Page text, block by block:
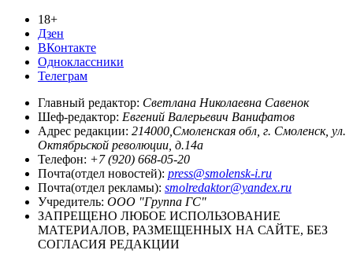
18+
Дзен
ВКонтакте
Одноклассники
Телеграм
Главный редактор: Светлана Николаевна Савенок
Шеф-редактор: Евгений Валерьевич Ванифатов
Адрес редакции: 214000,Смоленская обл, г. Смоленск, ул.
Октябрьской революции, д.14а
Телефон: +7 (920) 668-05-20
Почта(отдел новостей): press@smolensk-i.ru
Почта(отдел рекламы): smolredaktor@yandex.ru
Учредитель: ООО "Группа ГС"
ЗАПРЕЩЕНО ЛЮБОЕ ИСПОЛЬЗОВАНИЕ
МАТЕРИАЛОВ, РАЗМЕЩЕННЫХ НА САЙТЕ, БЕЗ
СОГЛАСИЯ РЕДАКЦИИ